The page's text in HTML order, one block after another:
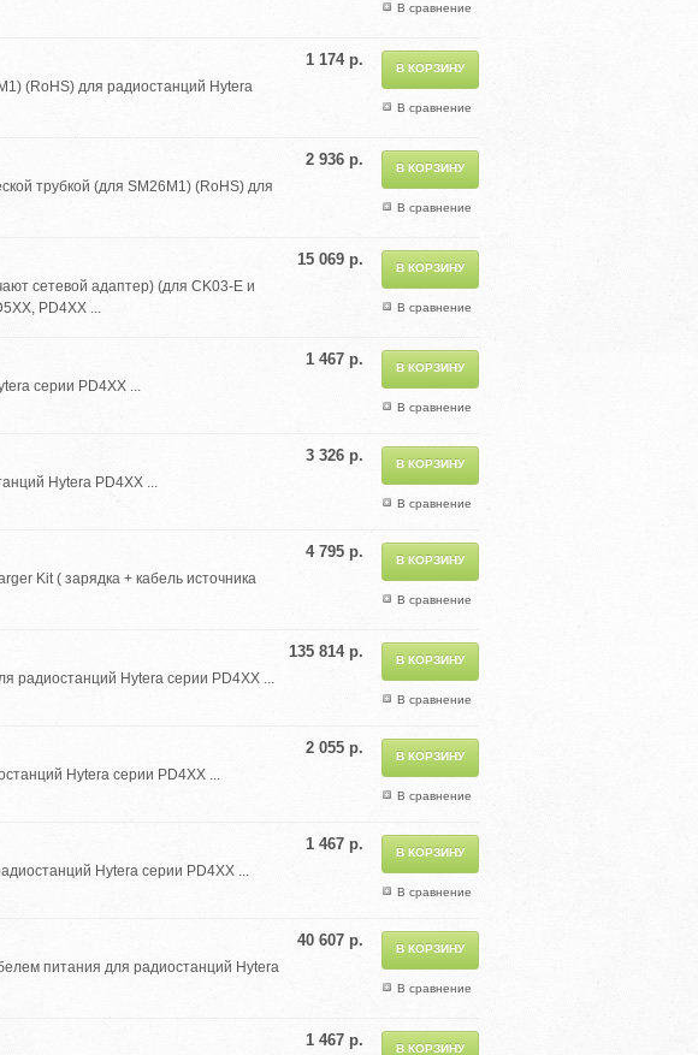
В сравнение
В сравнение
1 174 р.
(RoHS) для радиостанций Hytera
В сравнение
2 936 р.
трубкой (для SM26M1) (RoHS) для
В сравнение
15 069 р.
сетевой адаптер) (для CK03-E и
PD4XX ...
В сравнение
1 467 р.
серии PD4XX ...
В сравнение
3 326 р.
Hytera PD4XX ...
В сравнение
4 795 р.
Kit ( зарядка + кабель источника
В сравнение
135 814 р.
радиостанций Hytera серии PD4XX ...
В сравнение
2 055 р.
Hytera серии PD4XX ...
В сравнение
1 467 р.
Hytera серии PD4XX ...
В сравнение
40 607 р.
питания для радиостанций Hytera
1 467 р.